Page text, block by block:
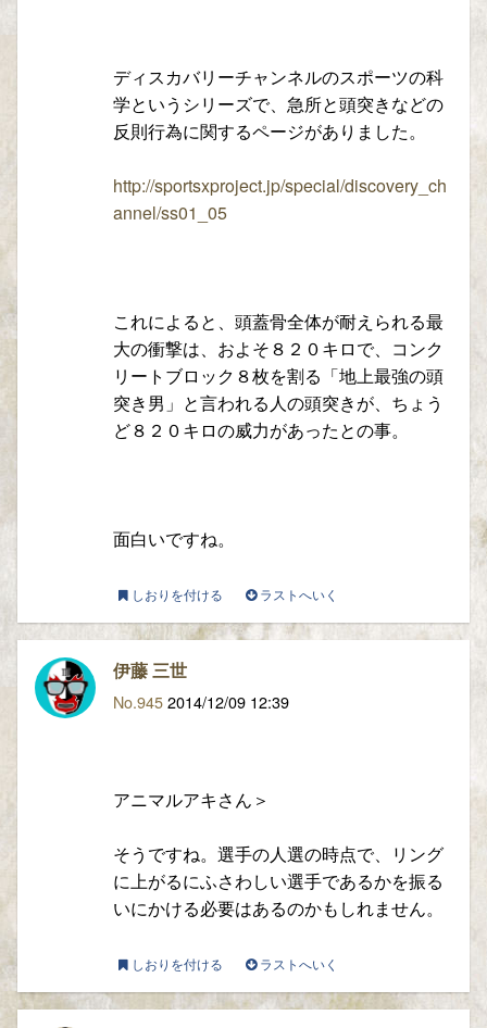
ディスカバリーチャンネルのスポーツの科
学というシリーズで、急所と頭突きなどの
反則行為に関するページがありました。
http://sportsxproject.jp/special/discovery_ch
annel/ss01_05
これによると、頭蓋骨全体が耐えられる最
大の衝撃は、およそ８２０キロで、コンク
リートブロック８枚を割る「地上最強の頭
突き男」と言われる人の頭突きが、ちょう
ど８２０キロの威力があったとの事。
面白いですね。
しおりを付ける ラストへいく
伊藤 三世
No.9452014/12/09 12:39
アニマルアキさん＞
そうですね。選手の人選の時点で、リング
に上がるにふさわしい選手であるかを振る
いにかける必要はあるのかもしれません。
しおりを付ける ラストへいく